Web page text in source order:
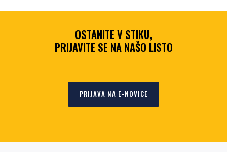
OSTANITE V STIKU,
PRIJAVITE SE NA NAŠO LISTO
PRIJAVA NA E-NOVICE